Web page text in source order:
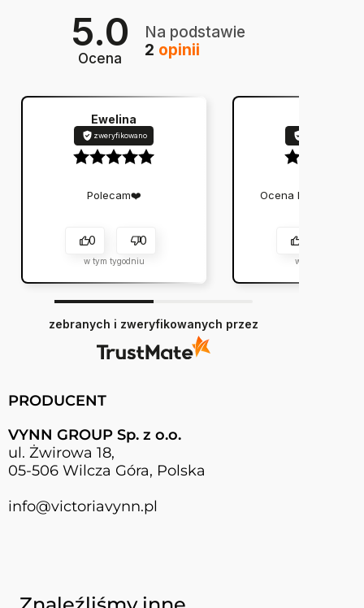
5.0
Ocena
Na podstawie
2 opinii
Ewelina
zweryfikowano
Polecam❤️
0 0
w tym tygodniu
Ocena klienta:
w tym miesiącu
zebranych i zweryfikowanych przez
PRODUCENT
VYNN GROUP Sp. z o.o.
ul. Żwirowa 18,
05-506 Wilcza Góra, Polska
info@victoriavynn.pl
Naciśnij, aby pominąć karuzelę